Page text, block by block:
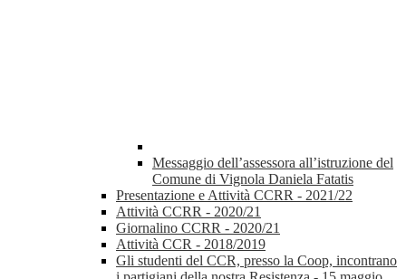
Messaggio dell’assessora all’istruzione del
Comune di Vignola Daniela Fatatis
Presentazione e Attività CCRR - 2021/22
Attività CCRR - 2020/21
Giornalino CCRR - 2020/21
Attività CCR - 2018/2019
Gli studenti del CCR, presso la Coop, incontrano